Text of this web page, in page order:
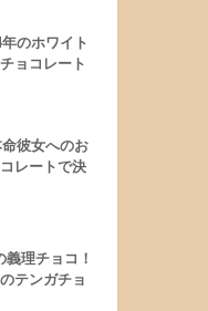
のホワイト
ョコレート
命彼女へのお
レートで決
義理チョコ！
テンガチョ